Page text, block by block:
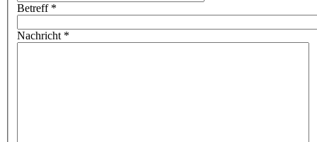
Betreff*
Nachricht *